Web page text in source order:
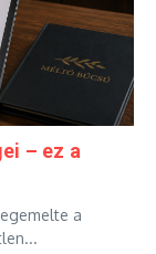
– ez a
a